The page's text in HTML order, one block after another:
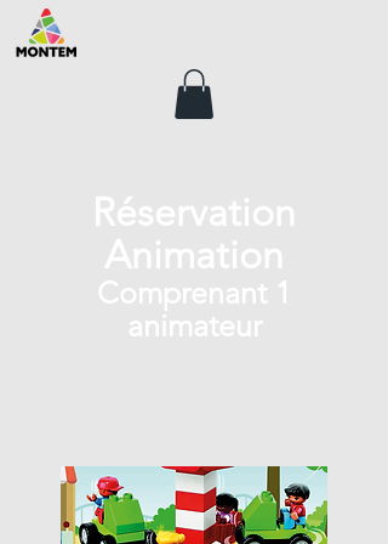
Réservation
Animation
Comprenant 1
animateur